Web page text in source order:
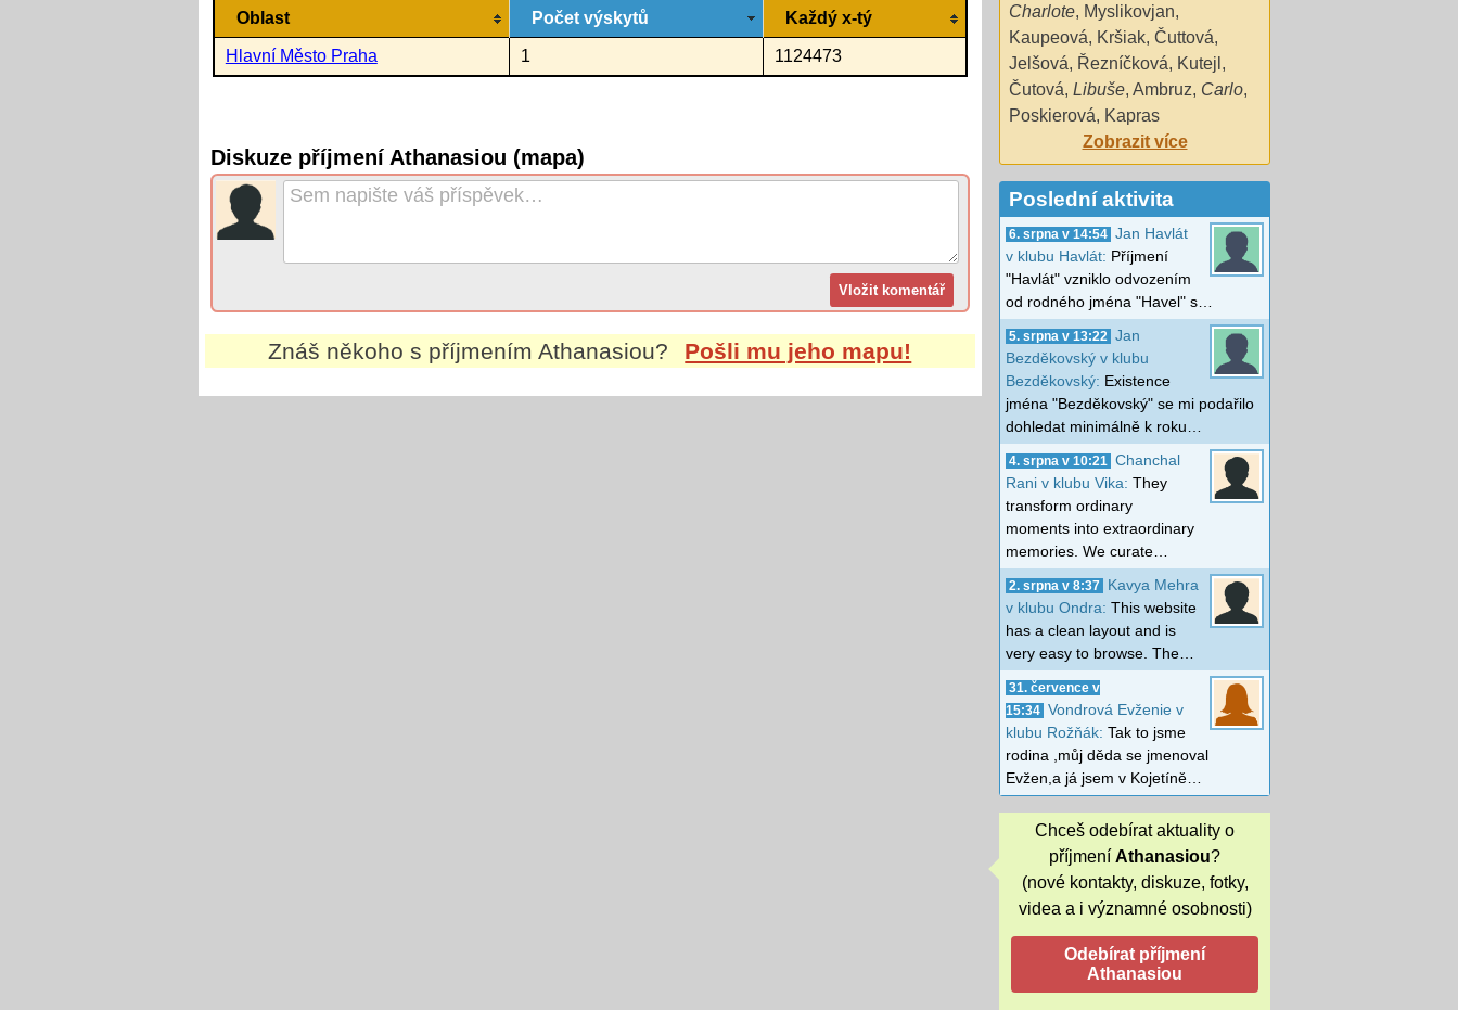
Oblast Počet výskytů Každý x-tý
Hlavní Město Praha 1 1124473
Diskuze příjmení Athanasiou (mapa)
Znáš někoho s příjmenímAthanasiou? Pošli mu jeho mapu!
Charlote, Myslikovjan,
Kaupeová, Kršiak, Čuttová,
Jelšová, Řezníčková, Kutejl ,
Čutová, Libuše, Ambruz, Carlo,
Poskierová, Kapras
Zobrazit více
Poslední aktivita
6. srpna v 14:54 Jan Havlát
v klubu Havlát: Příjmení
"Havlát" vzniklo odvozením
od rodného jména "Havel" s…
5. srpna v 13:22
Jan
Bezděkovský v klubu
Bezděkovský: Existence
jména "Bezděkovský" se mi podařilo
dohledat minimálně k roku…
4. srpna v 10:21
Chanchal
Rani v klubu Vika: They
transform ordinary
moments into extraordinary
memories. We curate…
2. srpna v 8:37
Kavya Mehra
v klubu Ondra: This website
has a clean layout and is
very easy to browse. The…
31. července v
15:34 Vondrová Evženie v
klubu Rožňák: Tak to jsme
rodina ,můj děda se jmenoval
Evžen,a já jsem v Kojetíně…
Chceš odebírat aktuality o
příjmení Athanasiou?
(nové kontakty, diskuze, fotky,
videa a i významné osobnosti)